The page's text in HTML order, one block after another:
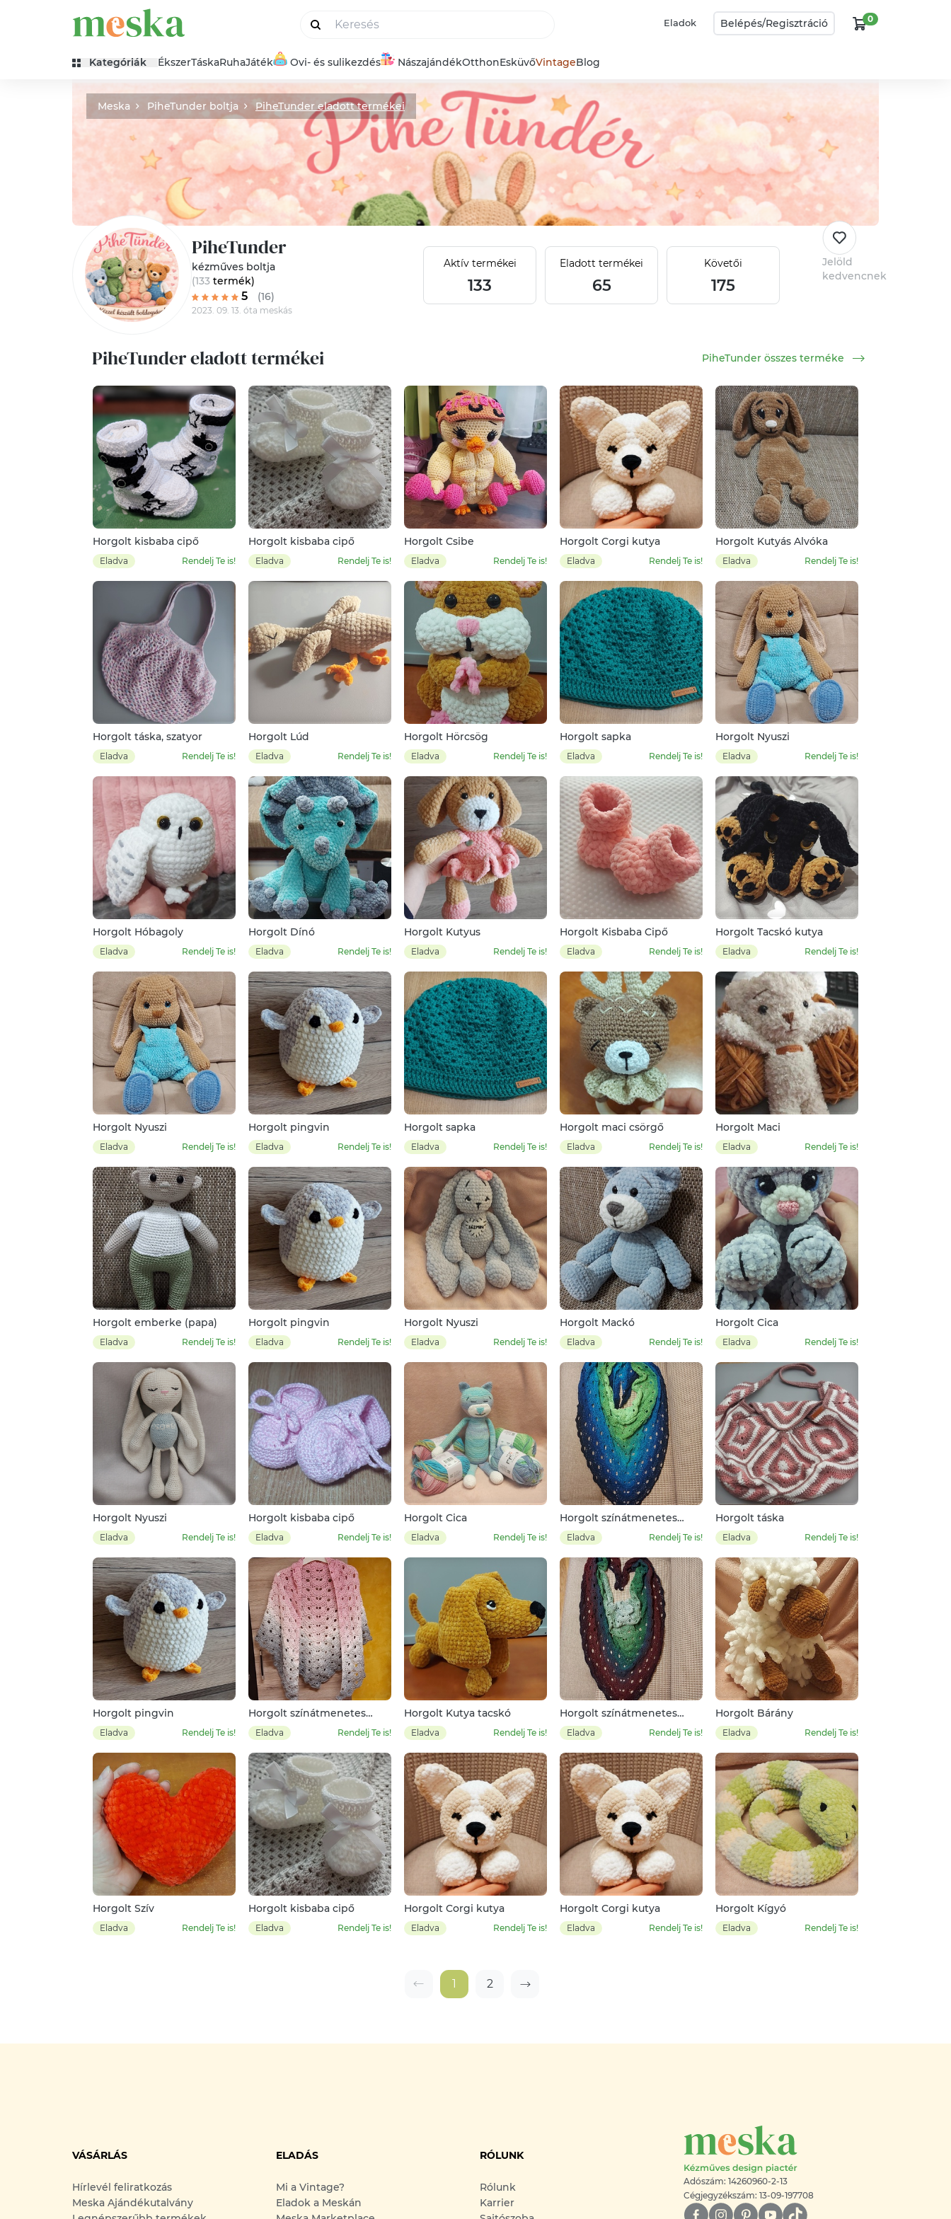
Eladok Belépés/Regisztráció 0
Kategóriák ÉkszerTáskaRuhaJáték Ovi- és sulikezdés NászajándékOtthonEsküvőVintageBlog
Meska PiheTunder boltja PiheTunder eladott termékei
PiheTunder
kézműves boltja
(133 termék)
5 (16)
2023. 09. 13. óta meskás
Aktív termékei
133
Eladott termékei
65
Követői
175
Jelöld
kedvencnek
PiheTunder eladott termékei PiheTunder összes terméke
Horgolt kisbaba cipő
Eladva Rendelj Te is!
Horgolt kisbaba cipő
Eladva Rendelj Te is!
Horgolt Csibe
Eladva Rendelj Te is!
Horgolt Corgi kutya
Eladva Rendelj Te is!
Horgolt Kutyás Alvóka
Eladva Rendelj Te is!
Horgolt táska, szatyor
Eladva Rendelj Te is!
Horgolt Lúd
Eladva Rendelj Te is!
Horgolt Hörcsög
Eladva Rendelj Te is!
Horgolt sapka
Eladva Rendelj Te is!
Horgolt Nyuszi
Eladva Rendelj Te is!
Horgolt Hóbagoly
Eladva Rendelj Te is!
Horgolt Dínó
Eladva Rendelj Te is!
Horgolt Kutyus
Eladva Rendelj Te is!
Horgolt Kisbaba Cipő
Eladva Rendelj Te is!
Horgolt Tacskó kutya
Eladva Rendelj Te is!
Horgolt Nyuszi
Eladva Rendelj Te is!
Horgolt pingvin
Eladva Rendelj Te is!
Horgolt sapka
Eladva Rendelj Te is!
Horgolt maci csörgő
Eladva Rendelj Te is!
Horgolt Maci
Eladva Rendelj Te is!
Horgolt emberke (papa)
Eladva Rendelj Te is!
Horgolt pingvin
Eladva Rendelj Te is!
Horgolt Nyuszi
Eladva Rendelj Te is!
Horgolt Mackó
Eladva Rendelj Te is!
Horgolt Cica
Eladva Rendelj Te is!
Horgolt Nyuszi
Eladva Rendelj Te is!
Horgolt kisbaba cipő
Eladva Rendelj Te is!
Horgolt Cica
Eladva Rendelj Te is!
Horgolt színátmenetes
kendő
Eladva Rendelj Te is!
Horgolt táska
Eladva Rendelj Te is!
Horgolt pingvin
Eladva Rendelj Te is!
Horgolt színátmenetes
kendő
Eladva Rendelj Te is!
Horgolt Kutya tacskó
Eladva Rendelj Te is!
Horgolt színátmenetes
kendő
Eladva Rendelj Te is!
Horgolt Bárány
Eladva Rendelj Te is!
Horgolt Szív
Eladva Rendelj Te is!
Horgolt kisbaba cipő
Eladva Rendelj Te is!
Horgolt Corgi kutya
Eladva Rendelj Te is!
Horgolt Corgi kutya
Eladva Rendelj Te is!
Horgolt Kígyó
Eladva Rendelj Te is!
1 2
VÁSÁRLÁS
Hírlevél feliratkozás
Meska Ajándékutalvány
ELADÁS
Mi a Vintage?
Eladok a Meskán
RÓLUNK
Rólunk
Karrier
Adószám: 14260960-2-13
Cégjegyzékszám: 13-09-197708